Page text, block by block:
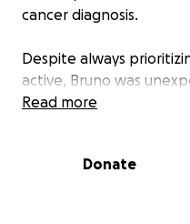
cancer diagnosis.
Despite always
active, Bruno was
to undergo surgery to
Read more
Donate